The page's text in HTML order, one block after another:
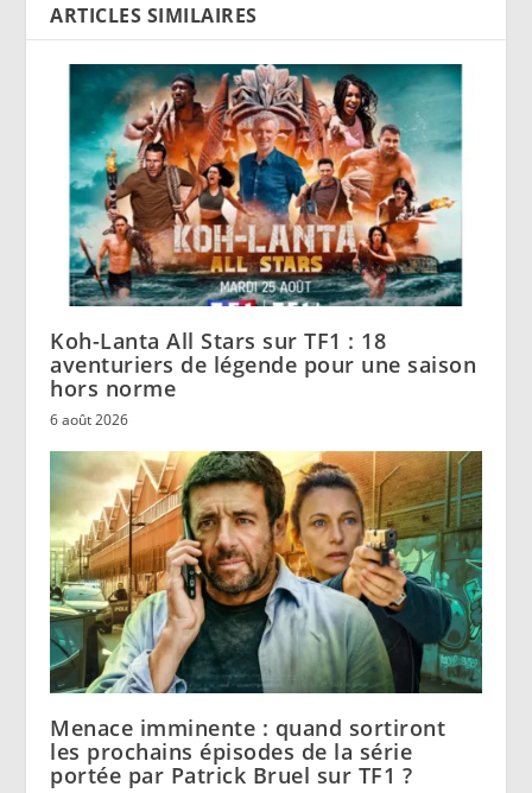
ARTICLES SIMILAIRES
Koh-Lanta All Stars sur TF1 : 18
aventuriers de légende pour une saison
hors norme
6 août 2026
Menace imminente : quand sortiront
les prochains épisodes de la série
portée par Patrick Bruel sur TF1 ?